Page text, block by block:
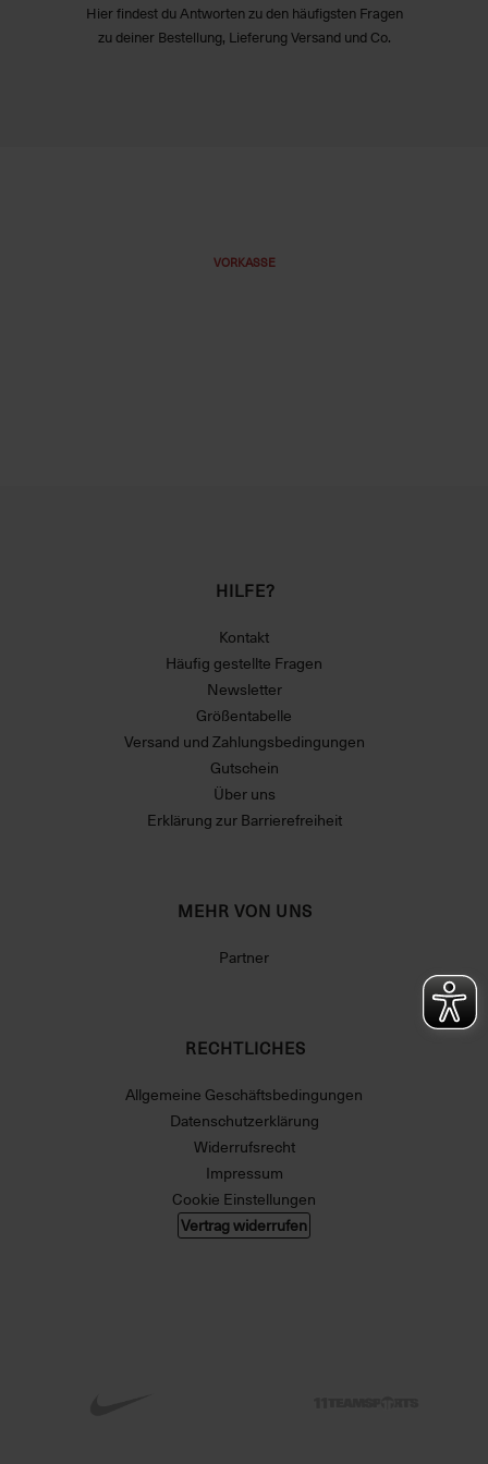
Hier findest du Antworten zu den häufigsten Fragen
zu deiner Bestellung, Lieferung Versand und Co.
VORKASSE
HILFE?
Kontakt
Häufig gestellte Fragen
Newsletter
Größentabelle
Versand und Zahlungsbedingungen
Gutschein
Über uns
Erklärung zur Barrierefreiheit
MEHR VON UNS
Partner
RECHTLICHES
Allgemeine Geschäftsbedingungen
Datenschutzerklärung
Widerrufsrecht
Impressum
Cookie Einstellungen
Vertrag widerrufen